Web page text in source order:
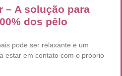
– A solução para
dos pêlo
pode ser relaxante e um
estar em contato com o próprio